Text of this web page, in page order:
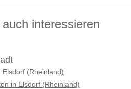
Köln und Aachen
interessieren
Elsdorf (Rheinland)
in Elsdorf (Rheinland)